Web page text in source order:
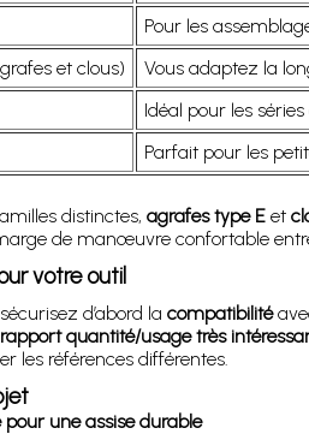
Pour les
et clous)
Vous adaptez la
Idéal pour les
Parfait pour les
distinctes, agrafes type Eet
de manœuvre confortable
votre outil
d’abord la compatibilité
rapport quantité/usage très
les références différentes.
une assise durable